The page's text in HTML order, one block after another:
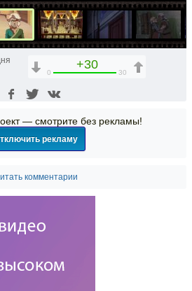
+30
0 30
— смотрите без рекламы!
рекламу
комментарии